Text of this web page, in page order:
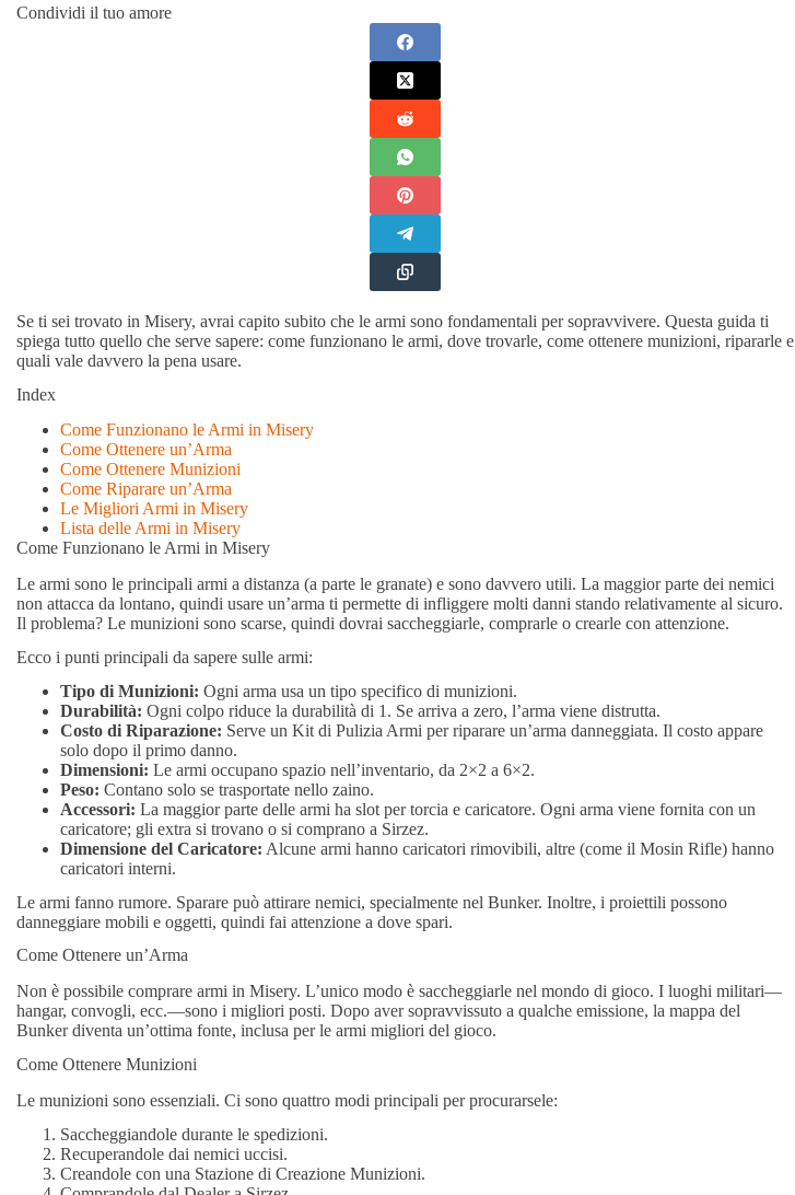
Condividi il tuo amore
Se ti sei trovato in Misery, avrai capito subito che le armi sono fondamentali per sopravvivere. Questa guida ti
spiega tutto quello che serve sapere: come funzionano le armi, dove trovarle, come ottenere munizioni, ripararle e
quali vale davvero la pena usare.
Index
Come Funzionano le Armi in Misery
Come Ottenere un’Arma
Come Ottenere Munizioni
Come Riparare un’Arma
Le Migliori Armi in Misery
Lista delle Armi in Misery
Come Funzionano le Armi in Misery
Le armi sono le principali armi a distanza (a parte le granate) e sono davvero utili. La maggior parte dei nemici
non attacca da lontano, quindi usare un’arma ti permette di infliggere molti danni stando relativamente al sicuro.
Il problema? Le munizioni sono scarse, quindi dovrai saccheggiarle, comprarle o crearle con attenzione.
Ecco i punti principali da sapere sulle armi:
Tipo di Munizioni: Ogni arma usa un tipo specifico di munizioni.
Durabilità: Ogni colpo riduce la durabilità di 1. Se arriva a zero, l’arma viene distrutta.
Costo di Riparazione: Serve un Kit di Pulizia Armi per riparare un’arma danneggiata. Il costo appare
solo dopo il primo danno.
Dimensioni: Le armi occupano spazio nell’inventario, da 2×2 a 6×2.
Peso: Contano solo se trasportate nello zaino.
Accessori: La maggior parte delle armi ha slot per torcia e caricatore. Ogni arma viene fornita con un
caricatore; gli extra si trovano o si comprano a Sirzez.
Dimensione del Caricatore: Alcune armi hanno caricatori rimovibili, altre (come il Mosin Rifle) hanno
caricatori interni.
Le armi fanno rumore. Sparare può attirare nemici, specialmente nel Bunker. Inoltre, i proiettili possono
danneggiare mobili e oggetti, quindi fai attenzione a dove spari.
Come Ottenere un’Arma
Non è possibile comprare armi in Misery. L’unico modo è saccheggiarle nel mondo di gioco. I luoghi militari—
hangar, convogli, ecc.—sono i migliori posti. Dopo aver sopravvissuto a qualche emissione, la mappa del
Bunker diventa un’ottima fonte, inclusa per le armi migliori del gioco.
Come Ottenere Munizioni
Le munizioni sono essenziali. Ci sono quattro modi principali per procurarsele:
Saccheggiandole durante le spedizioni.
Recuperandole dai nemici uccisi.
Creandole con una Stazione di Creazione Munizioni.